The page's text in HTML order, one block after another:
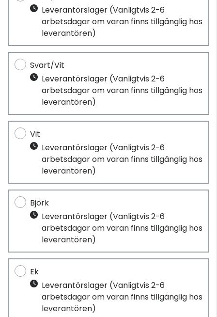
Leverantörslager (Vanligtvis 2-6
arbetsdagar om varan finns tillgänglig hos
leverantören)
Svart/Vit
Leverantörslager (Vanligtvis 2-6
arbetsdagar om varan finns tillgänglig hos
leverantören)
Vit
Leverantörslager (Vanligtvis 2-6
arbetsdagar om varan finns tillgänglig hos
leverantören)
Björk
Leverantörslager (Vanligtvis 2-6
arbetsdagar om varan finns tillgänglig hos
leverantören)
Ek
Leverantörslager (Vanligtvis 2-6
arbetsdagar om varan finns tillgänglig hos
leverantören)